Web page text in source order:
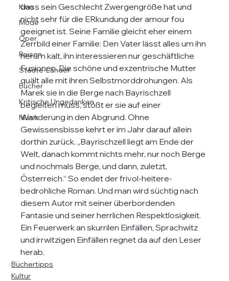
Kino
Mode
Oper
Reisen
Städte-Länder
Bücher
Kritische Ungedanken
Musik
dass sein Geschlecht Zwergengröße hat und
nicht sehr für die ERkundung der amour fou
geeignet ist. Seine Familie gleicht eher einem
Zerrbild einer Familie: Den Vater lässt alles um ihn
herum kalt, ihn interessieren nur geschäftliche
Fusionen. Die schöne und exzentrische Mutter
quält alle mit ihren Selbstmorddrohungen. Als
Marek sie in die Berge nach Bayrischzell
begleiten muss, stößt er sie auf einer
Wanderung in den Abgrund. Ohne
Gewissensbisse kehrt er im Jahr darauf allein
dorthin zurück. „Bayrischzell liegt am Ende der
Welt, danach kommt nichts mehr, nur noch Berge
und nochmals Berge, und dann, zuletzt,
Österreich.“ So endet der frivol-heitere-
bedrohliche Roman. Und man wird süchtig nach
diesem Autor mit seiner überbordenden
Fantasie und seiner herrlichen Respektlosigkeit.
Ein Feuerwerk an skurrilen Einfällen, Sprachwitz
und irrwitzigen Einfällen regnet da auf den Leser
herab.
Büchertipps
Kultur